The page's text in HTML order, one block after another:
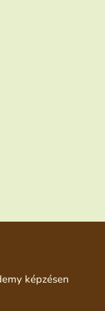
képzésen